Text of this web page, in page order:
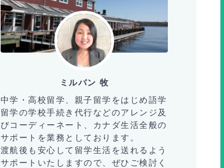
ミルバン 牧
中学・高校留学、親子留学をはじめ語学
留学の学校手続き代行などのアレンジ及
びコーディーネート、カナダ生活全般の
サポートを業務としております。
渡航後も安心して留学生活を送れるよう
サポートいたしますので、ぜひご検討く